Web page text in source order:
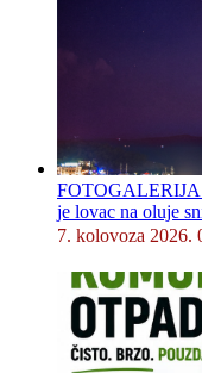
FOTOGALERIJA
je lovac na oluje
7. kolovoza 2026.